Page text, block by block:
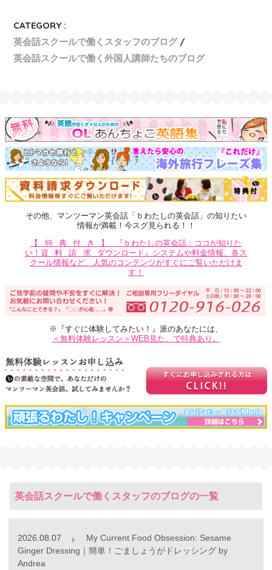
CATEGORY :
英会話スクールで働くスタッフのブログ
英会話スクールで働く外国人講師たちのブログ
その他、マンツーマン英会話「ｂわたしの英会話」の知りたい
情報が満載！今スグ見られる！！
【特典付き】
『ｂわたしの英会話：ココが知りた
い！ 資料請求 ダウンロード』システムや料金情報、各ス
クール情報など、人気のコンテンツがすぐにご覧いただけま
す！
※『すぐに体験してみたい！』派のあなたには、
＜無料体験レッスン＞WEB見た、で特典あり。
英会話スクールで働くスタッフのブログの一覧
2026.08.07
My Current Food Obsession: Sesame
Ginger Dressing｜簡単！ごましょうがドレッシング by
Andrea